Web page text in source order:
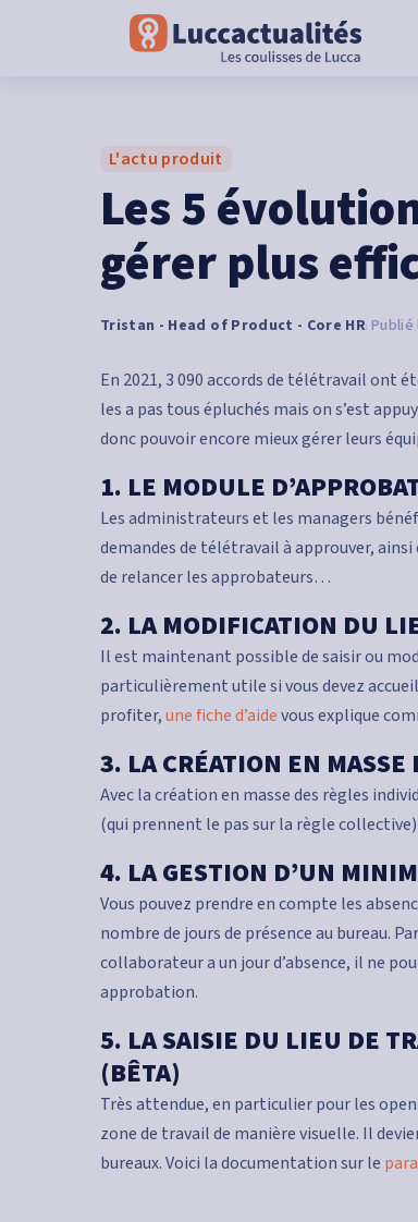
L'actu produit
Les 5
gérer plus
Tristan - Head of Product - Core HR
En 2021, 3 090 accords de télétravail ont
les a pas tous épluchés mais on s’est
donc pouvoir encore mieux gérer leurs
1. LE MODULE
Les administrateurs et les managers
demandes de télétravail à approuver,
de relancer les approbateurs…
2. LA MODIFICATION DU
Il est maintenant possible de saisir ou
particulièrement utile si vous devez
profiter,une fiche d’aidevous explique
3. LA CRÉATION EN
Avec la création en masse des règles
(qui prennent le pas sur la règle
4. LA GESTION D’UN
Vous pouvez prendre en compte les
nombre de jours de présence au bureau.
collaborateur a un jour d’absence, il ne
approbation.
5. LA SAISIE DU LIEU DE
(BÊTA)
Très attendue, en particulier pour les
zone de travail de manière visuelle. Il
bureaux. Voici la documentation sur le